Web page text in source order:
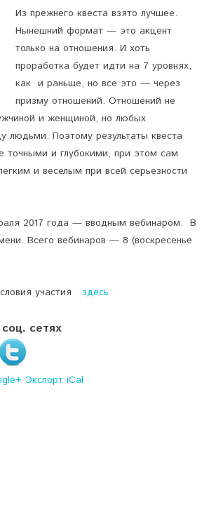
Из прежнего квеста взято лучшее.
Нынешний формат — это акцент
только на отношения. И хоть
проработка будет идти на 7 уровнях,
как и раньше, но все это — через
призму отношений. Отношений не
и женщиной, но любых
людьми. Поэтому результаты квеста
точными и глубокими, при этом сам
и веселым при всей серьезности
2017 года — вводным вебинаром. В
Всего вебинаров — 8 (воскресенье
участия здесь
сетях
+ Экспорт iCal